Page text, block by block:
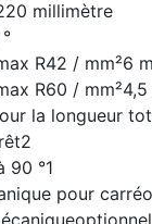
millimètre
R42 / mm²6
R60 / mm²
la longueur
2
90 °1
pour carré
optionnel